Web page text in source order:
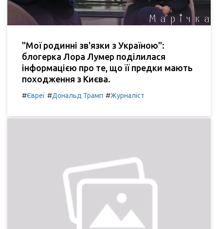
"Мої родинні зв'язки з Україною":
блогерка Лора Лумер поділилася
інформацією про те, що її предки мають
походження з Києва.
#Євреї #Дональд Трамп #Журналіст